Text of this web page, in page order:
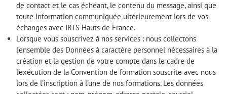
de contact et le cas échéant, le contenu du message, ainsi que
toute information communiquée ultérieurement lors de vos
échanges avec IRTS Hauts de France.
Lorsque vous souscrivez à nos services : nous collectons
l’ensemble des Données à caractère personnel nécessaires à la
création et la gestion de votre compte dans le cadre de
l’exécution de la Convention de formation souscrite avec nous
lors de l’inscription à l’une de nos formations. Les données